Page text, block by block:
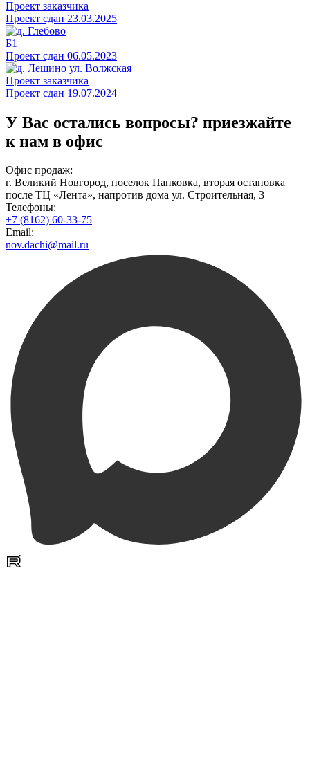
Проект заказчика
Проект сдан 23.03.2025
Б1
Проект сдан 06.05.2023
Проект заказчика
Проект сдан 19.07.2024
У Вас остались вопросы? приезжайте
к нам в офис
Офис продаж:
г. Великий Новгород, поселок Панковка, вторая остановка
после ТЦ «Лента», напротив дома ул. Строительная, 3
Телефоны:
+7 (8162) 60-33-75
Email:
nov.dachi@mail.ru